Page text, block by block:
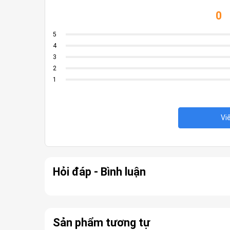
Graphics specifications may
for x8, PCIEx16_2 will be
AMD Ryzen™ 8500 & 8300
for x4, PCIEx16_2 will be
1 x PCIe 4.0 x4 slot
1 x PCIe 3.0 x1 slot.
Supports 5 x M.2 slots and 4 x
0
5
4
3
2
1
Hỏi đáp - Bình luận
Sản phẩm tương tự